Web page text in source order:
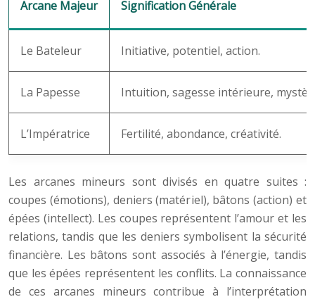
Arcane Majeur Signification Générale
Le Bateleur Initiative, potentiel, action.
La Papesse Intuition, sagesse intérieure,
L’Impératrice Fertilité, abondance, créativité.
Les arcanes mineurs sont divisés en quatre suites :
coupes (émotions), deniers (matériel), bâtons (action) et
épées (intellect). Les coupes représentent l’amour et les
relations, tandis que les deniers symbolisent la sécurité
financière. Les bâtons sont associés à l’énergie, tandis
que les épées représentent les conflits. La connaissance
de ces arcanes mineurs contribue à l’interprétation